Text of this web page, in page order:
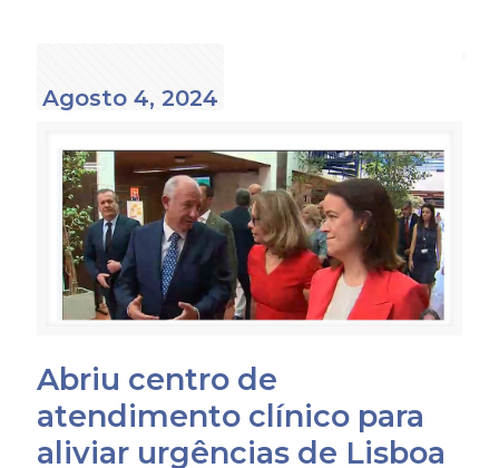
Agosto 4, 2024
Abriu centro de
atendimento clínico para
aliviar urgências de Lisboa